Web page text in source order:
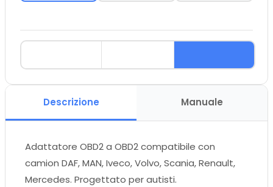
Descrizione Manuale
Adattatore OBD2 a OBD2 compatibile con
camion DAF, MAN, Iveco, Volvo, Scania, Renault,
Mercedes. Progettato per autisti.